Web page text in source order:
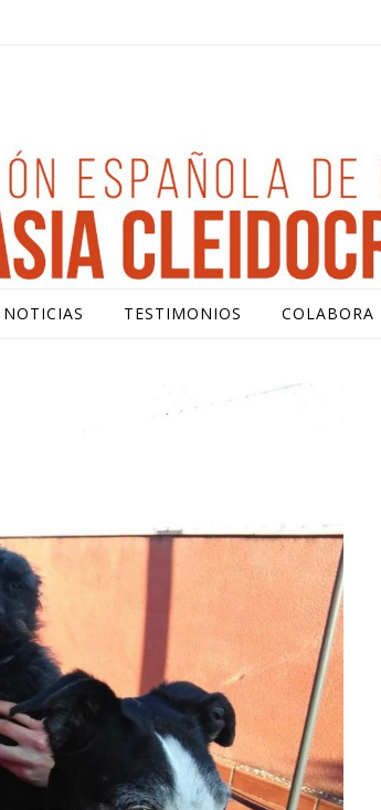
NOTICIAS TESTIMONIOS COLABORA